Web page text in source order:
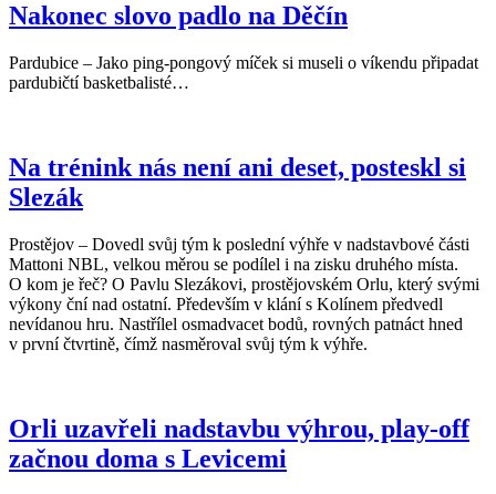
Nakonec slovo padlo na Děčín
Pardubice – Jako ping-pongový míček si museli o víkendu připadat
pardubičtí basketbalisté…
Na trénink nás není ani deset, posteskl si
Slezák
Prostějov – Dovedl svůj tým k poslední výhře v nadstavbové části
Mattoni NBL, velkou měrou se podílel i na zisku druhého místa.
O kom je řeč? O Pavlu Slezákovi, prostějovském Orlu, který svými
výkony ční nad ostatní. Především v klání s Kolínem předvedl
nevídanou hru. Nastřílel osmadvacet bodů, rovných patnáct hned
v první čtvrtině, čímž nasměroval svůj tým k výhře.
Orli uzavřeli nadstavbu výhrou, play-off
začnou doma s Levicemi